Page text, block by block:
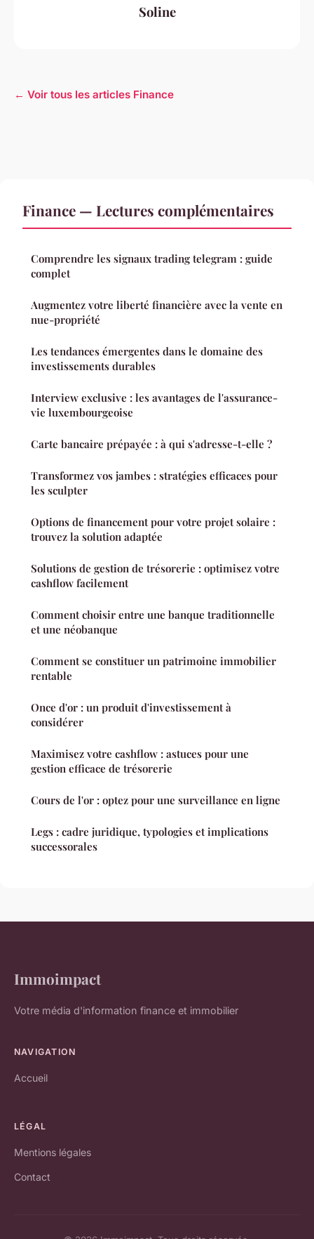
Soline
← Voir tous les articles Finance
Finance — Lectures complémentaires
Comprendre les signaux trading telegram : guide
complet
Augmentez votre liberté financière avec la vente en
nue-propriété
Les tendances émergentes dans le domaine des
investissements durables
Interview exclusive : les avantages de l'assurance-
vie luxembourgeoise
Carte bancaire prépayée : à qui s'adresse-t-elle ?
Transformez vos jambes : stratégies efficaces pour
les sculpter
Options de financement pour votre projet solaire :
trouvez la solution adaptée
Solutions de gestion de trésorerie : optimisez votre
cashflow facilement
Comment choisir entre une banque traditionnelle
et une néobanque
Comment se constituer un patrimoine immobilier
rentable
Once d'or : un produit d'investissement à
considérer
Maximisez votre cashflow : astuces pour une
gestion efficace de trésorerie
Cours de l'or : optez pour une surveillance en ligne
Legs : cadre juridique, typologies et implications
successorales
Immoimpact
Votre média d'information finance et immobilier
NAVIGATION
Accueil
LÉGAL
Mentions légales
Contact